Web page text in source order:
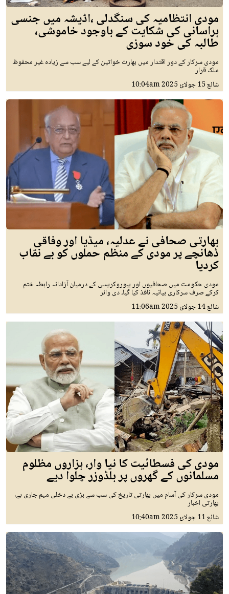
مودی انتظامیہ کی سنگدلی ،اڈیشہ میں جنسی
ہراسانی کی شکایت کے باوجود خاموشی،
طالبہ کی خود سوزی
مودی سرکار کے دور اقتدار میں بھارت خواتین کے لیے سب سے زیادہ غیر محفوظ
ملک قرار
شائع15 جولائ 2025 10:04am
بھارتی صحافی نے عدلیہ، میڈیا اور وفاقی
ڈھانچے پر مودی کے منظم حملوں کو بے نقاب
کردیا
مودی حکومت میں صحافیوں اور بیوروکریسی کے درمیان آزادانہ رابطہ ختم
کرکے صرف سرکاری بیانیہ نافذ کیا گیا، دی وائر
شائع14 جولائ 2025 11:06am
مودی کی فسطائیت کا نیا وار، ہزاروں مظلوم
مسلمانوں کے گھروں پر بلڈوزر چلوا دیے
مودی سرکار کی آسام میں بھارتی تاریخ کی سب سے بڑی بے دخلی مہم جاری ہے،
بھارتی اخبار
شائع11 جولائ 2025 10:40am